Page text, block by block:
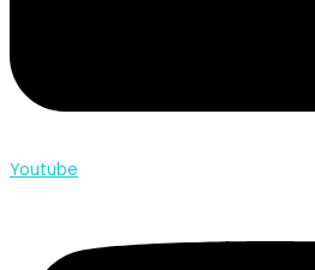
Youtube